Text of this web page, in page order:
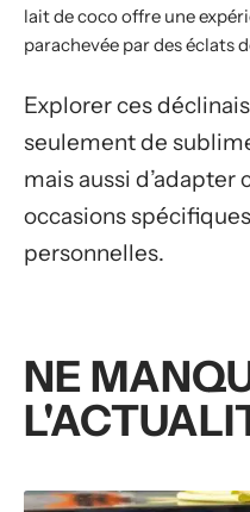
lait de coco offre une
parachevée par des éclats
Explorer ces
seulement de
mais aussi d’adapter
occasions
personnelles.
NE